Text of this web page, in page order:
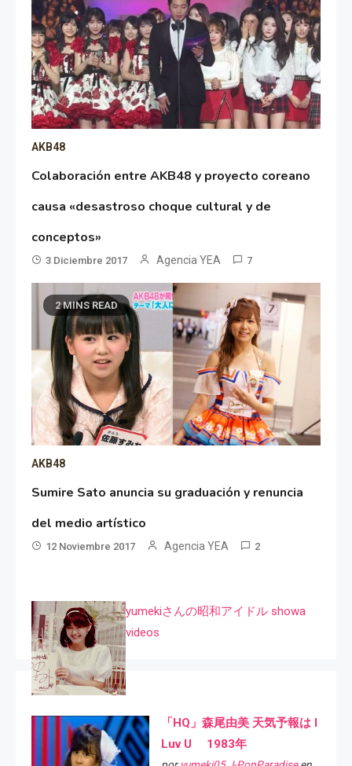
AKB48
Colaboración entre AKB48 y proyecto coreano
causa «desastroso choque cultural y de
conceptos»
3 Diciembre 2017 Agencia YEA 7
2 MINS READ
AKB48
Sumire Sato anuncia su graduación y renuncia
del medio artístico
12 Noviembre 2017 Agencia YEA 2
yumekiさんの昭和アイドル showa
videos
「HQ」森尾由美 天気予報は I
Luv U 1983年